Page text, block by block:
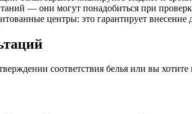
— они могут понадобиться при
центры: это гарантирует
соответствия белья или вы